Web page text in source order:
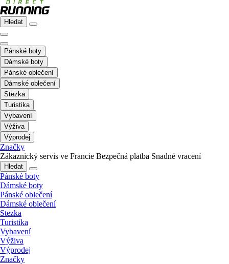
Hledat
Pánské boty
Dámské boty
Pánské oblečení
Dámské oblečení
Stezka
Turistika
Vybavení
Výživa
Výprodej
Značky
Zákaznický servis ve Francie Bezpečná platba Snadné vracení
Hledat
Pánské boty
Dámské boty
Pánské oblečení
Dámské oblečení
Stezka
Turistika
Vybavení
Výživa
Výprodej
Značky